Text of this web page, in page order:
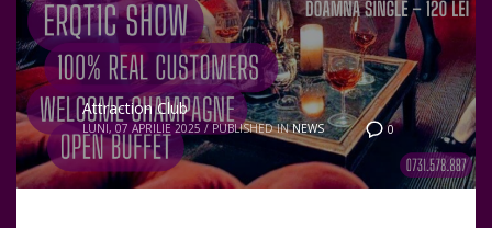
0
Attraction Club
LUNI, 07 APRILIE 2025 / PUBLISHED IN NEWS